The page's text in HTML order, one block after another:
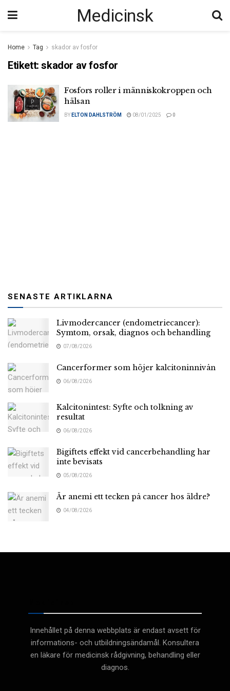
Medicinsk
Home Tag skador av fosfor
Etikett:skador av fosfor
Fosfors roller i människokroppen och
hälsan
BY ELTON DAHLSTRÖM 08/01/2025 0
SENASTE ARTIKLARNA
Livmodercancer (endometriecancer):
Symtom, orsak, diagnos och behandling
07/08/2026
Cancerformer som höjer kalcitoninnivån
06/08/2026
Kalcitonintest: Syfte och tolkning av
resultat
06/08/2026
Bigiftets effekt vid cancerbehandling har
inte bevisats
05/08/2026
Är anemi ett tecken på cancer hos äldre?
04/08/2026
Innehållet på denna webbplats är endast avsett för
informations- och utbildningsändamål. Konsultera
en läkare för medicinsk rådgivning, behandling eller
diagnos.